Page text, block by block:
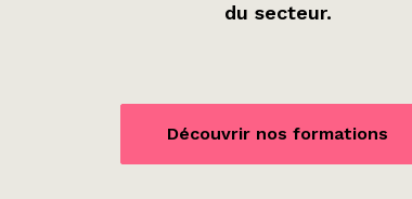
du secteur.
Découvrir nos formations